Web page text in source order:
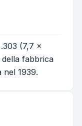
(7,7 x
fabbrica
nel 1939.